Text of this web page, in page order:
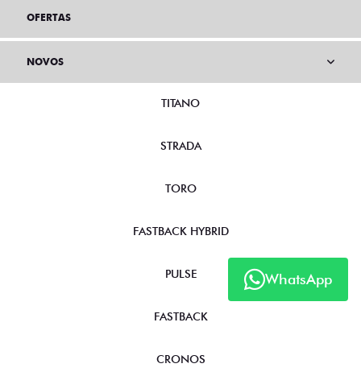
WhatsApp
OFERTAS
NOVOS
TITANO
STRADA
TORO
FASTBACK HYBRID
PULSE
FASTBACK
CRONOS